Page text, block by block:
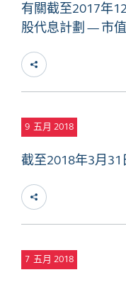
有關截至2017年
股代息計劃 — 市
9 五月 2018
截至2018年3月
7 五月 2018